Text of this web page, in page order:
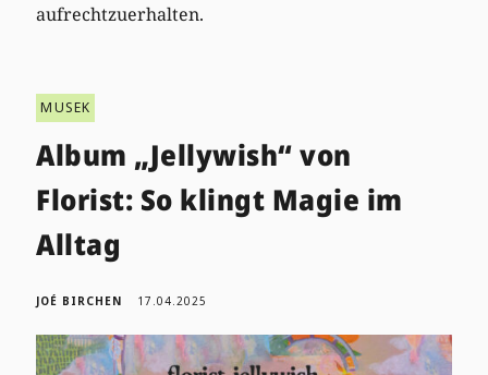
aufrechtzuerhalten.
MUSEK
Album „Jellywish“ von
Florist: So klingt Magie im
Alltag
JOÉ BIRCHEN 17.04.2025